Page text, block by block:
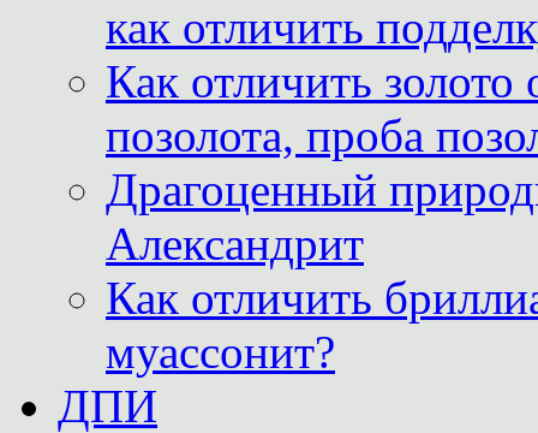
как отличить
Как отличить
позолота, проба
Драгоценный
Александрит
Как отличить
муассонит?
ДПИ